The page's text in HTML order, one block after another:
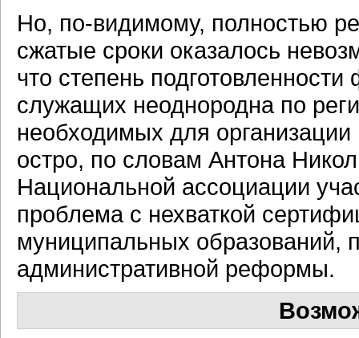
Но, по-видимому, полностью
сжатые сроки оказалось
что степень
служащих неоднородна по
необходимых для
остро, по словам Антона
Национальной ассоциации
проблема с нехваткой
муниципальных образований,
административной реформы.